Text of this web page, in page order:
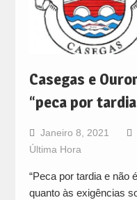
Casegas e
“peca por
Janeiro 8, 2021
Última Hora
“Peca por tardia e não
quanto às exigências